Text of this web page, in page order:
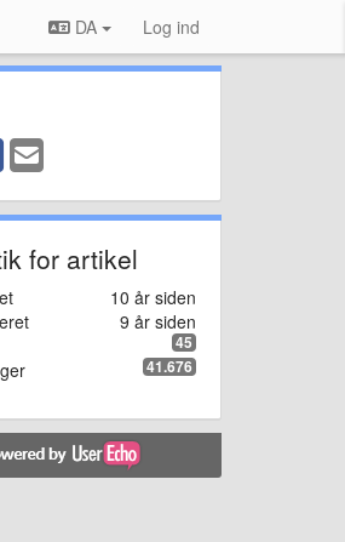
DA Log ind
for artikel
10 år siden
9 år siden
45
41.676